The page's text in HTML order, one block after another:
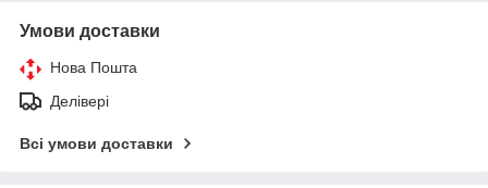
Умови доставки
Нова Пошта
Делівері
Всі умови доставки